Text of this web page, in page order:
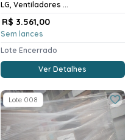
LG, Ventiladores ...
R$ 3.561,00
Sem lances
Lote Encerrado
Ver Detalhes
Lote 008